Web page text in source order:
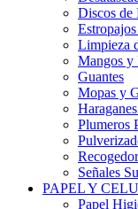
Discos de
Limpieza
Mangos y
Guantes
Mopas y
Plumeros
Señales
PAPEL Y
Papel